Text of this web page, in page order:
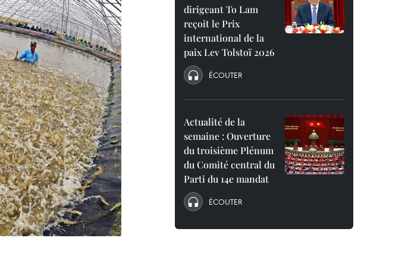
dirigeant To Lam
reçoit le Prix
international de la
paix Lev Tolstoï 2026
ÉCOUTER
Actualité de la
semaine : Ouverture
du troisième Plénum
du Comité central du
Parti du 14e mandat
ÉCOUTER